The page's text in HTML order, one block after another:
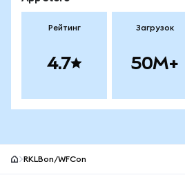
Рейтинг
4.7
Загрузок
50M+
RKLBon/WFCon